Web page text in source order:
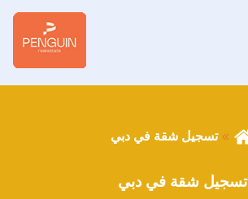
تسجيل شقة في دبي
تسجيل شقة في دبي